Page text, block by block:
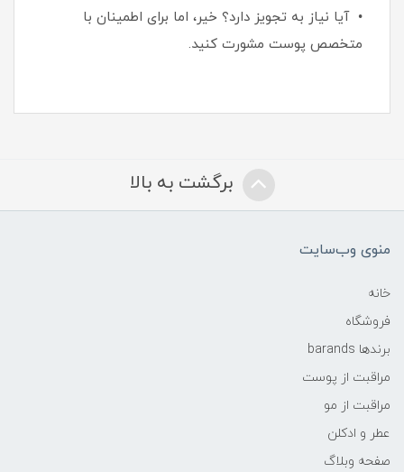
• آیا نیاز به تجویز دارد؟ خیر، اما برای اطمینان با
متخصص پوست مشورت کنید.
برگشت به بالا
منوی وب‌سایت
خانه
فروشگاه
برندها barands
مراقبت از پوست
مراقبت از مو
عطر و ادکلن
صفحه وبلاگ